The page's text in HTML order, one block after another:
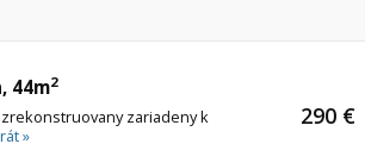
44m2
zariadeny k
»
290 €